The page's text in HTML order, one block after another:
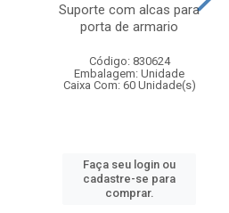
Suporte com alcas para
porta de armario
Código: 830624
Embalagem: Unidade
Caixa Com: 60 Unidade(s)
Faça seu login ou
cadastre-se para
comprar.